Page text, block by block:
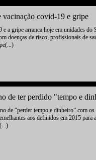
vacinação covid-19 e gripe
a gripe arranca hoje em unidades do
doenças de risco, profissionais de
de ter perdido "tempo e
de “perder tempo e dinheiro” com
aos definidos em 2015